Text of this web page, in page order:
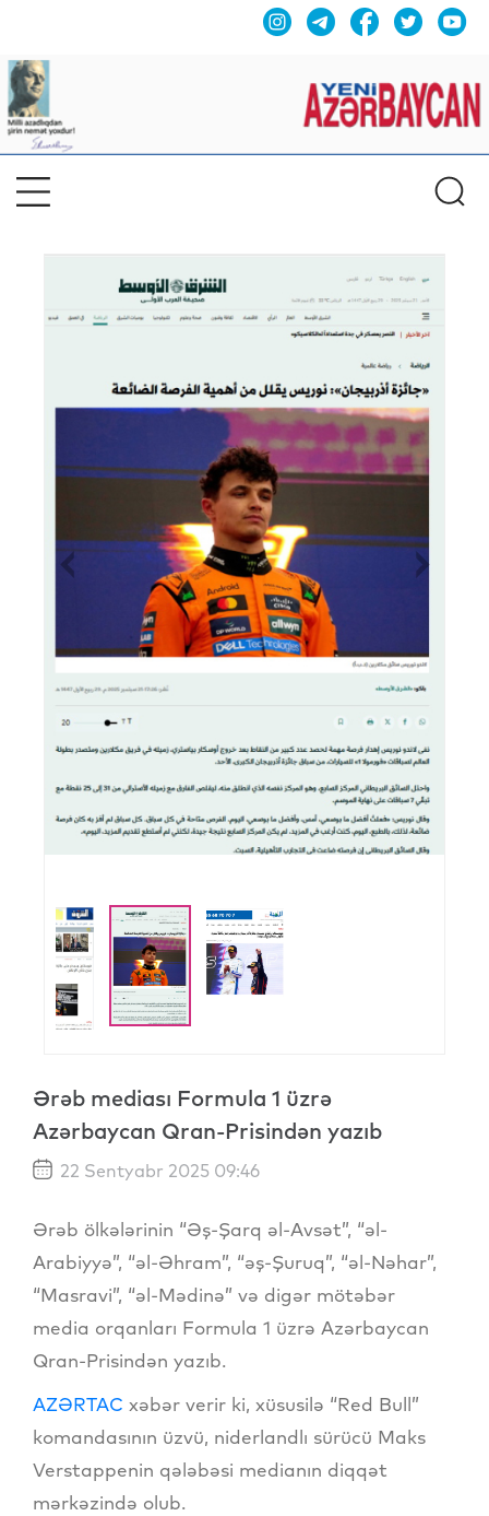
Previous
Ərəb mediası Formula 1 üzrə
Azərbaycan Qran-Prisindən yazıb
22 Sentyabr 2025 09:46
Ərəb ölkələrinin “Əş-Şarq əl-Avsət”, “əl-
Arabiyyə”, “əl-Əhram”, “əş-Şuruq”, “əl-Nəhar”,
“Masravi”, “əl-Mədinə” və digər mötəbər
media orqanları Formula 1 üzrə Azərbaycan
Qran-Prisindən yazıb.
AZƏRTAC xəbər verir ki, xüsusilə “Red Bull”
komandasının üzvü, niderlandlı sürücü Maks
Verstappenin qələbəsi medianın diqqət
mərkəzində olub.